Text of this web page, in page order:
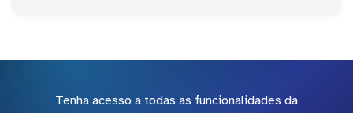
Tenha acesso a todas as funcionalidades da